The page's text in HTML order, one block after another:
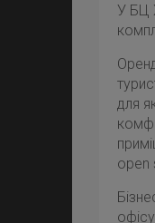
У БЦ
для
open